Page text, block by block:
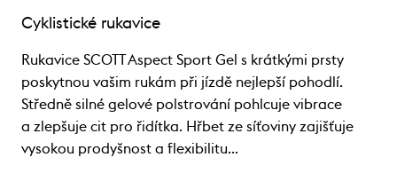
Cyklistické rukavice
Rukavice SCOTT Aspect Sport Gel s krátkými prsty
poskytnou vašim rukám při jízdě nejlepší pohodlí.
Středně silné gelové polstrování pohlcuje vibrace
a zlepšuje cit pro řidítka. Hřbet ze síťoviny zajišťuje
vysokou prodyšnost a flexibilitu…